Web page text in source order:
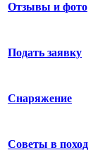
Отзывы и фото
Подать заявку
Снаряжение
Советы в поход